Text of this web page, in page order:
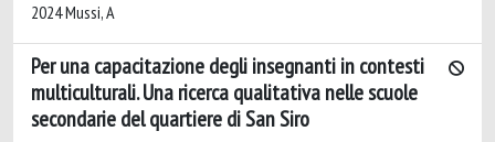
2024 Mussi, A
Per una capacitazione degli insegnanti in contesti
multiculturali. Una ricerca qualitativa nelle scuole
secondarie del quartiere di San Siro